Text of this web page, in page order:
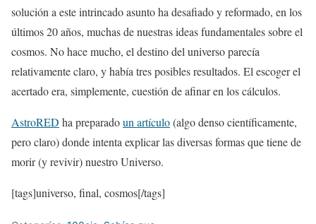
solución a este intrincado asunto ha desafiado y reformado, en los
últimos 20 años, muchas de nuestras ideas fundamentales sobre el
cosmos. No hace mucho, el destino del universo parecía
relativamente claro, y había tres posibles resultados. El escoger el
acertado era, simplemente, cuestión de afinar en los cálculos.
AstroRED ha preparadoun artículo(algo denso científicamente,
pero claro) donde intenta explicar las diversas formas que tiene de
morir (y revivir) nuestro Universo.
[tags]universo, final, cosmos[/tags]